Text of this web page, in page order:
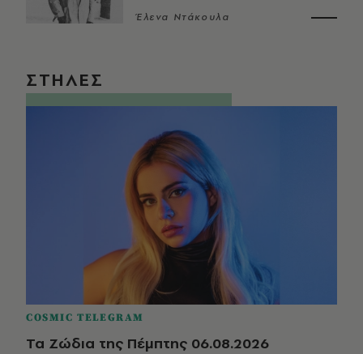
Έλενα Ντάκουλα
ΣΤΗΛΕΣ
COSMIC TELEGRAM
Τα Ζώδια της Πέμπτης 06.08.2026